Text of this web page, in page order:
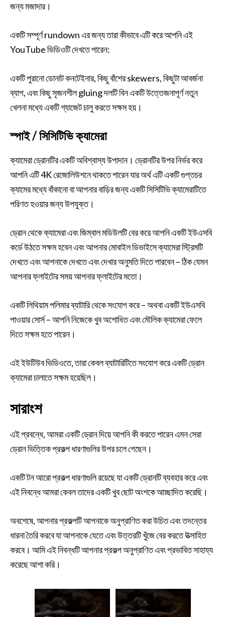
জন্য মজাদার।
একটি সম্পূর্ণ rundown এর জন্য তারা কীভাবে এটি করে আপনি এই
YouTube ভিডিওটি দেখতে পারেন:
একটি পুরানো ডোনাট কনটেইনার, কিছু বাঁশের skewers, কিছুটা আবর্জনা
ব্যাগ, এবং কিছু সৃজনশীল gluing দলটি বিন একটি উত্তেজনাপূর্ণ নতুন
খেলনা মধ্যে একটি গ্যাজেট চালু করতে সক্ষম হয়।
স্পাই / সিসিটিভি ক্যামেরা
ক্যামেরা ড্রোনটির একটি অবিশ্বাস্য উপাদান। ড্রোনটির উপর নির্ভর করে
আপনি এটি 4K রেজোলিউশনে থাকতে পারেন যার অর্থ এটি একটি গুপ্তচর
ক্যামের মধ্যে বাঁকানো বা আপনার বাড়ির জন্য একটি সিসিটিভি ক্যামেরাটিতে
পরিণত হওয়ার জন্য উপযুক্ত।
ড্রোন থেকে ক্যামেরা এবং জিম্বাল মডিউলটি বের করে আপনি একটি ইউএসবি
কর্ডে উঠতে সক্ষম হবেন এবং আপনার মোবাইল ডিভাইসে ক্যামেরা স্ট্রিমটি
দেখতে এবং আপনাকে দেখতে এবং দেখার অনুমতি দিতে পারবেন – ঠিক যেমন
আপনার ফ্লাইটের সময় আপনার ফ্লাইটের মতো।
একটি লিথিয়াম পলিমার ব্যাটারি থেকে সংযোগ করে – অথবা একটি ইউএসবি
পাওয়ার সোর্স – আপনি নিজেকে খুব অশোধিত এবং মৌলিক ক্যামেরা ফেলে
দিতে সক্ষম হতে পারেন।
এই ইউটিউব ভিডিওতে, তারা কেবল ব্যাটারিটিতে সংযোগ করে একটি ড্রোন
ক্যামেরা চালাতে সক্ষম হয়েছিল।
সারাংশ
এই প্রবন্ধে, আমরা একটি ড্রোন দিয়ে আপনি কী করতে পারেন এমন সেরা
ড্রোন ভিত্তিক প্রকল্প ধারণাগুলির উপর চলে গেছেন।
একটি টন আরো প্রকল্প ধারণাগুলি রয়েছে যা একটি ড্রোনটি ব্যবহার করে এবং
এই নিবন্ধে আমরা কেবল তাদের একটি খুব ছোট অংশকে আচ্ছাদিত করেছি।
অবশেষে, আপনার প্রকল্পটি আপনাকে অনুপ্রাণিত করা উচিত এবং তদন্তের
ধারনা তৈরি করবে যা আপনাকে যেতে এবং উত্তরটি খুঁজে বের করতে উত্সাহিত
করবে। আমি এই নিবন্ধটি আপনার প্রকল্প অনুপ্রাণিত এবং প্রভাবিত সাহায্য
করেছে আশা করি।